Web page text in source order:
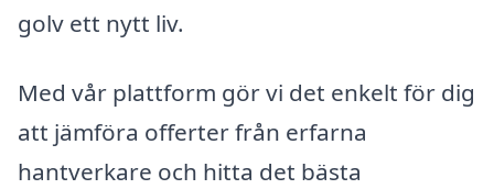
golv ett nytt liv.
Med vår plattform gör vi det enkelt för dig
att jämföra offerter från erfarna
hantverkare och hitta det bästa